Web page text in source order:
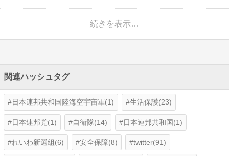
続きを表示…
関連ハッシュタグ
日本連邦共和国陸海空宇宙軍(1) 生活保護(23)
日本連邦党(1) 自衛隊(14) 日本連邦共和国(1)
れいわ新選組(6) 安全保障(8) twitter(91)